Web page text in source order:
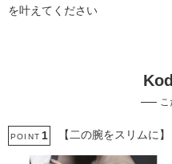
自慢の修正技術
豊富なドレス
を叶えてください
こ
POINT 1 【二の腕をスリムに】